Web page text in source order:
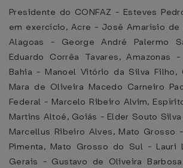
Presidente do CONFAZ - Esteves
em exercício, Acre - José Amarísio de
Alagoas - George André Palermo
Eduardo Corrêa Tavares, Amazonas
Bahia - Manoel Vitório da Silva Filho,
Mara de Oliveira Macedo Carneiro
Federal - Marcelo Ribeiro Alvim,
Martins Altoé, Goiás - Elder Souto
Marcellus Ribeiro Alves, Mato Grosso
Pimenta, Mato Grosso do Sul - Lauri
Gerais - Gustavo de Oliveira